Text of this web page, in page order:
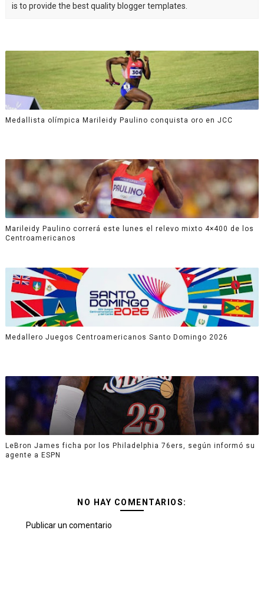
is to provide the best quality blogger templates.
Medallista olímpica Marileidy Paulino conquista oro en JCC
Marileidy Paulino correrá este lunes el relevo mixto 4×400 de los
Centroamericanos
Medallero Juegos Centroamericanos Santo Domingo 2026
LeBron James ficha por los Philadelphia 76ers, según informó su
agente a ESPN
NO HAY COMENTARIOS:
Publicar un comentario